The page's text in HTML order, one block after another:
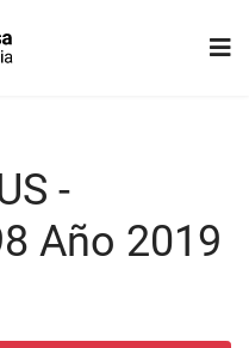
-
Año 2019